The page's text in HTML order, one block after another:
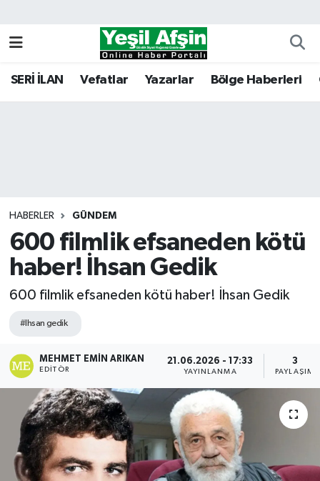
SERİ İLAN Vefatlar Yazarlar Bölge Haberleri
HABERLER GÜNDEM
600 filmlik efsaneden kötü
haber! İhsan Gedik
600 filmlik efsaneden kötü haber! İhsan Gedik
#Ihsan gedik
MEHMET EMIN ARIKAN
EDITÖR
21.06.2026 - 17:33
YAYINLANMA
3
PAYLAŞIM
Kahramanmaraş Nöbetçi Eczaneler
Tüm Manşetler
Son Dakika Haberleri